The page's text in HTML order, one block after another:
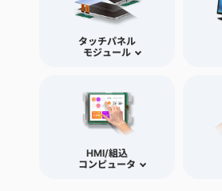
タッチパネル
モジュール
HMI/組込
コンピュータ